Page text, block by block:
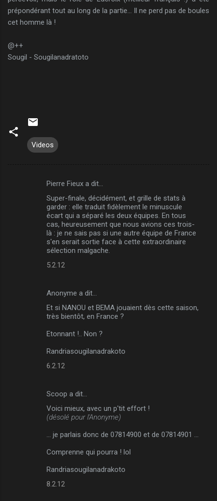
prépondérant tout au long de la partie... Il ne perd pas de boules
cet homme là !
@++
Sougil - Sougilanadratoto
Videos
Pierre Fieux a dit…
Super-finale, décidément, et grille de stats à
garder : elle traduit fidèlement le minuscule
écart qui a séparé les deux équipes. En tous
cas, heureusement que nous avions ces trois-
là : je ne sais pas si une autre équipe de France
s'en serait sortie face à cette extraordinaire
sélection malgache.
5.2.12
Anonyme a dit…
Et si NANOU et BEMA jouaient dès cette saison,
très bientôt, en France ?
Etonnant !.. Non ?
Randriasougilanadrakoto
6.2.12
Scoop a dit…
Voici mieux, avec un p'tit effort !
(désolé pour l'Anonyme)
... je parlais donc de 07814900 et de 07814901 ...
Comprenne qui pourra ! lol
Randriasougilanadrakoto
8.2.12